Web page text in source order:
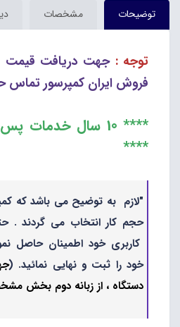
توضیحات مشخصات
توجه : جهت دریافت قیمت
فروش ایران کمپرسور تماس
**** 10 سال
****
"لازم به توضیح می باشد که
حجم کار انتخاب می گردند .
کاربری خود اطمینان حاصل
خود را ثبت و نهایی نمائید. (
دستگاه ، از زبانه دوم بخش